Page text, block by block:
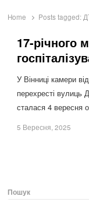
Home Posts tagged:
17-річного
У Вінниці камери
перехресті вулиць
сталася 4 вересня
5 Вересня, 2025
Пошук